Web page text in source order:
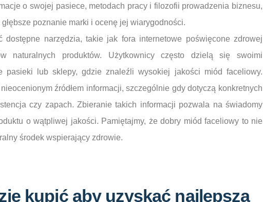
o swojej pasiece, metodach pracy i filozofii prowadzenia biznesu,
poznanie marki i ocenę jej wiarygodności.
dostępne narzędzia, takie jak fora internetowe poświęcone zdrowej
naturalnych produktów. Użytkownicy często dzielą się swoimi
pasieki lub sklepy, gdzie znaleźli wysokiej jakości miód faceliowy.
źródłem informacji, szczególnie gdy dotyczą konkretnych
czy zapach. Zbieranie takich informacji pozwala na świadomy
o wątpliwej jakości. Pamiętajmy, że dobry miód faceliowy to nie
środek wspierający zdrowie.
kupić aby uzyskać najlepszą